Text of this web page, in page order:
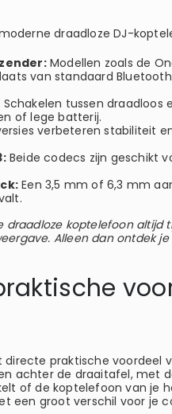
draadloze DJ-
Modellen zoals de
van standaard
Schakelen tussen
of lege batterij.
verbeteren stabiliteit
Beide codecs zijn geschikt
Een 3,5 mm of 6,3 mm
draadloze koptelefoon
Alleen dan ontdek
praktische voordeel
achter de draaitafel, met
of de koptelefoon van je
een groot verschil voor je